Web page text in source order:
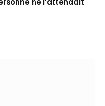
ne l’attendait